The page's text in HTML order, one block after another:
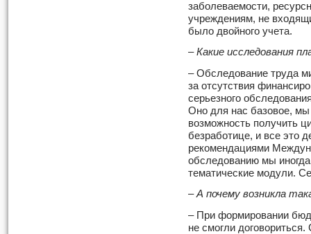
заболеваемости,
учреждениям, не
было двойного учета.
– Какие исследования
– Обследование труда
за отсутствия
серьезного
Оно для нас базовое, мы
возможность получить
безработице, и все это
рекомендациями
обследованию мы
тематические модули.
– А почему возникла
– При формировании
не смогли